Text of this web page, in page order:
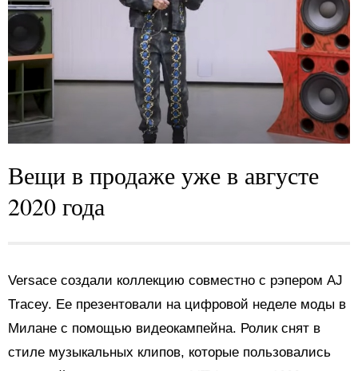
Вещи в продаже уже в августе
2020 года
Versace создали коллекцию совместно c рэпером AJ
Tracey. Ее презентовали на цифровой неделе моды в
Милане с помощью видеокампейна. Ролик снят в
стиле музыкальных клипов, которые пользовались